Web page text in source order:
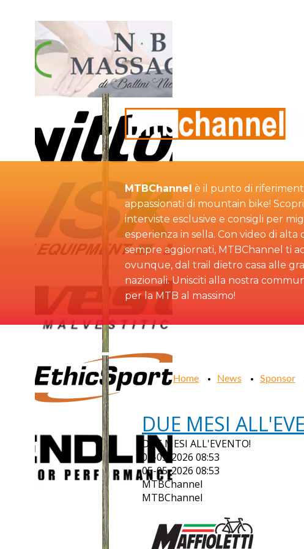
MTBChannel è il punto di
appassionati di mountain bike!
interviste esclusive e consigli per
esperienza in sella. Con video di
sempre aggiornati, MTBChannel ti
ovunque, dal trail dietro casa alle
nazionali. Unisciti alla nostra
per la MTB al massimo!
Home News Sponsor
DUE MESI
DUE MESI ALL'EVENTO!
05-05-2026 08:53
05-05-2026 08:53
MTBChannel
MTBChannel